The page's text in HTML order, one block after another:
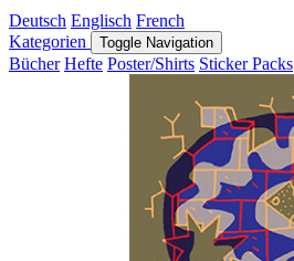
Deutsch Englisch French
Kategorien
Toggle Navigation
Bücher Hefte Poster/Shirts Sticker Packs